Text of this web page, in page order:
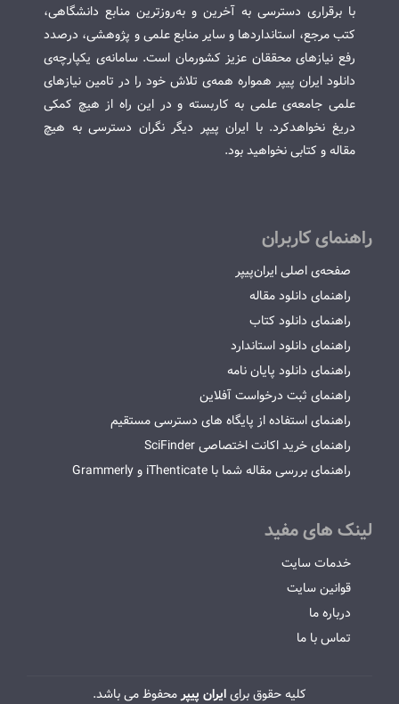
با برقراری دسترسی به آخرین و به‌روزترین منابع دانشگاهی،
کتب مرجع، استانداردها و سایر منابع علمی و پژوهشی، درصدد
رفع نیازهای محققان عزیز کشورمان است. سامانه‌ی یکپارچه‌ی
دانلود ایران پیپر همواره همه‌ی تلاش خود را در تامین نیازهای
علمی جامعه‌ی علمی به کاربسته و در این راه از هیچ کمکی
دریغ نخواهدکرد. با ایران پیپر دیگر نگران دسترسی به هیچ
مقاله و کتابی نخواهید بود.
راهنمای کاربران
صفحه‌ی اصلی ایران‌پیپر
راهنمای دانلود مقاله
راهنمای دانلود کتاب
راهنمای دانلود استاندارد
راهنمای دانلود پایان نامه
راهنمای ثبت درخواست آفلاین
راهنمای استفاده از پایگاه های دسترسی مستقیم
راهنمای خرید اکانت اختصاصی SciFinder
راهنمای بررسی مقاله شما با iThenticate و Grammerly
لینک های مفید
خدمات سایت
قوانین سایت
درباره ما
تماس با ما
کلیه حقوق برایایران پیپرمحفوظ می باشد.